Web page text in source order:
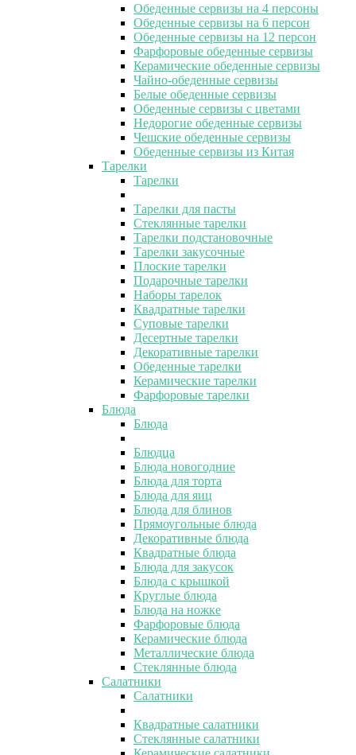
Обеденные сервизы на 4 персоны
Обеденные сервизы на 6 персон
Обеденные сервизы на 12 персон
Фарфоровые обеденные сервизы
Керамические обеденные сервизы
Чайно-обеденные сервизы
Белые обеденные сервизы
Обеденные сервизы с цветами
Недорогие обеденные сервизы
Чешские обеденные сервизы
Обеденные сервизы из Китая
Тарелки
Тарелки
Тарелки для пасты
Стеклянные тарелки
Тарелки подстановочные
Тарелки закусочные
Плоские тарелки
Подарочные тарелки
Наборы тарелок
Квадратные тарелки
Суповые тарелки
Десертные тарелки
Декоративные тарелки
Обеденные тарелки
Керамические тарелки
Фарфоровые тарелки
Блюда
Блюда
Блюдца
Блюда новогодние
Блюда для торта
Блюда для яиц
Блюда для блинов
Прямоугольные блюда
Декоративные блюда
Квадратные блюда
Блюда для закусок
Блюда с крышкой
Круглые блюда
Блюда на ножке
Фарфоровые блюда
Керамические блюда
Металлические блюда
Стеклянные блюда
Салатники
Салатники
Квадратные салатники
Стеклянные салатники